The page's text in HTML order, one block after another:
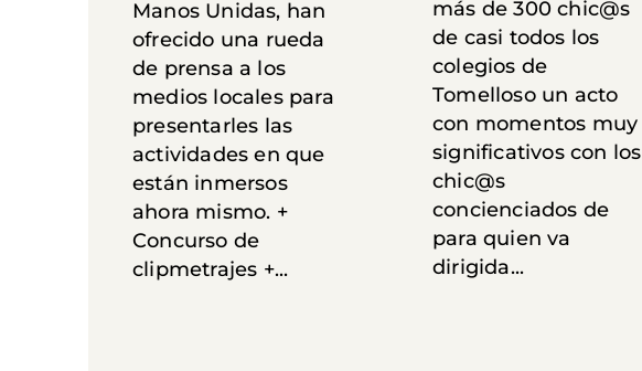
Manos Unidas, han
ofrecido una rueda
de prensa a los
medios locales para
presentarles las
actividades en que
están inmersos
ahora mismo. +
Concurso de
clipmetrajes +...
más de 300 chic@s
de casi todos los
colegios de
Tomelloso un acto
con momentos muy
significativos con los
chic@s
concienciados de
para quien va
dirigida...